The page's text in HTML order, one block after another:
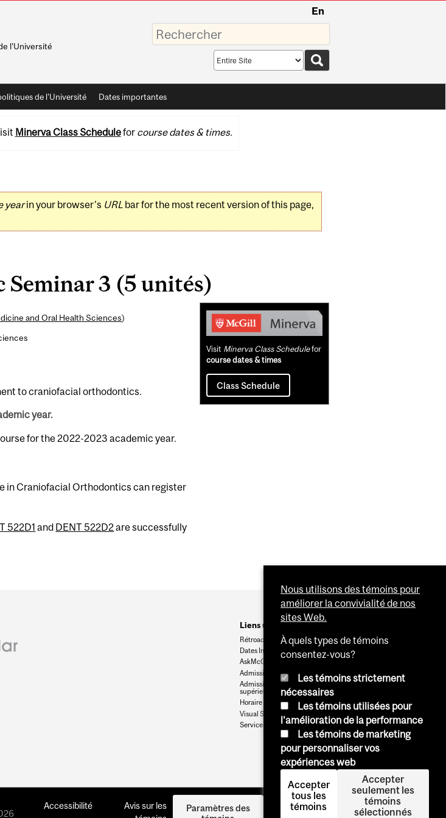
En
l'Université
Saisissez
vos
mots-
Search
scope
de l'Université Dates importantes
Minerva Class Schedulefor course dates & times.
yearin your browser's URLbar for the most recent version of this page,
3 (5 unités)
and Oral Health Sciences)
to craniofacial orthodontics.
year.
for the 2022-2023 academic year.
in Craniofacial Orthodontics can register
522D1 and DENT 522D2are successfully
Related
Content
Visit Minerva Class Schedulefor
course dates & times
Class Schedule
Liens utiles
Rétroaction
Dates Importantes
AskMcGill
Admission au premier cycle
Admissions aux cycles
supérieurs et postdoctoraux
Horaire des cours
Visual Schedule Builder
Services aux étudiants
Accessibilité
Avis sur les
Paramètres des
Se
Nous utilisons des témoins pour
améliorer la convivialité de nos
sites Web.
À quels types de témoins
consentez-vous?
Les témoins strictement
nécessaires
Les témoins utilisées pour
l'amélioration de la performance
Les témoins de marketing
pour personnaliser vos
expériences web
Accepter
tous les
témoins
Accepter
seulement les
témoins
sélectionnés